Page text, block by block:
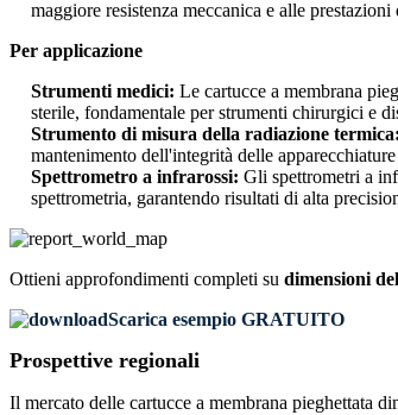
maggiore resistenza meccanica e alle
Per applicazione
Strumenti medici: Le cartucce a membrana
sterile, fondamentale per strumenti chirurgici e
Strumento di misura della radiazione termica:
mantenimento dell'integrità delle
Spettrometro a infrarossi: Gli spettrometri a
spettrometria, garantendo risultati di alta
Ottieni approfondimenti completi su dimensioni
Scarica esempio GRATUITO
Prospettive regionali
Il mercato delle cartucce a membrana pieghettata